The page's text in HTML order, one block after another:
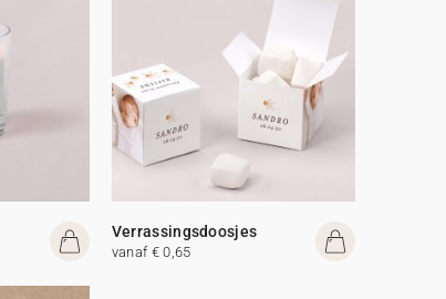
Verrassingsdoosjes
vanaf € 0,65